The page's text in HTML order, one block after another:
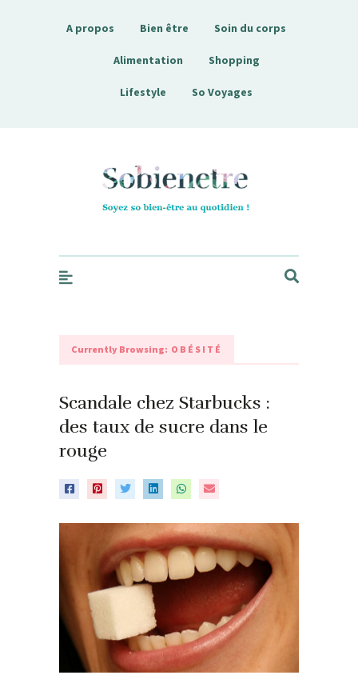
A propos Bien être Soin du corps
Alimentation Shopping
Lifestyle So Voyages
Sobienetre
Currently Browsing: OBÉSITÉ
Scandale chez Starbucks :
des taux de sucre dans le
rouge